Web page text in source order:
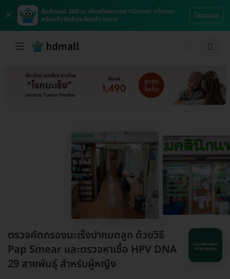
×
รับส่วนลด 200 บ. เพียงโหลดแอป HDmall ครั้งแรก
พร้อมรับสิทธิประโยชน์มากมาย
โหลดเลย
ตรวจคัดกรองมะเร็งปากมดลูก ด้วยวิธี
Pap Smear และตรวจหาเชื้อ HPV DNA
29 สายพันธุ์ สำหรับผู้หญิง